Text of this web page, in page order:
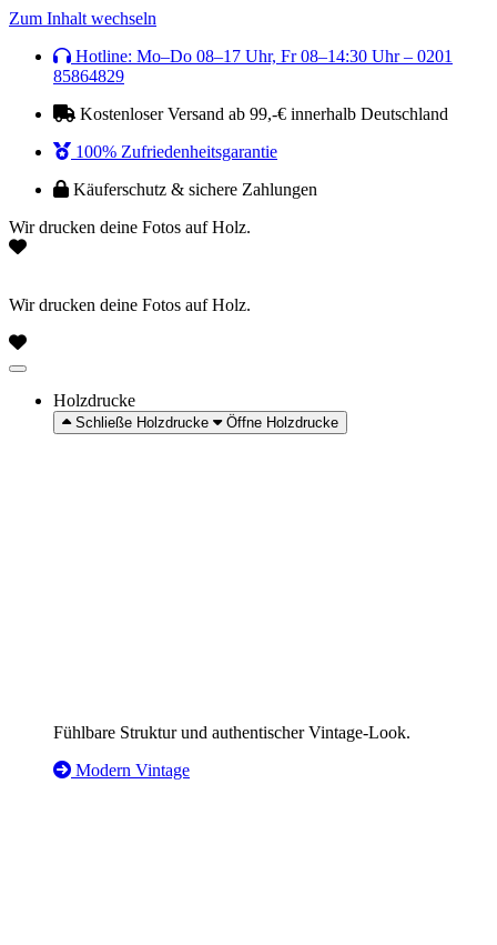
Zum Inhalt wechseln
Hotline: Mo–Do 08–17 Uhr, Fr 08–14:30 Uhr – 0201
85864829
Kostenloser Versand ab 99,-€ innerhalb Deutschland
100% Zufriedenheitsgarantie
Käuferschutz & sichere Zahlungen
Wir drucken deine Fotos auf Holz.
Wir drucken deine Fotos auf Holz.
Holzdrucke
Schließe Holzdrucke Öffne Holzdrucke
Fühlbare Struktur und authentischer Vintage-Look.
Modern Vintage